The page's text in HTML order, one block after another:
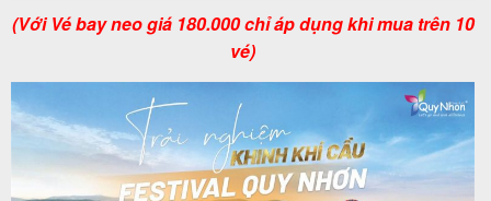
(Với Vé bay neo giá 180.000 chỉ áp dụng khi mua trên 10
vé)